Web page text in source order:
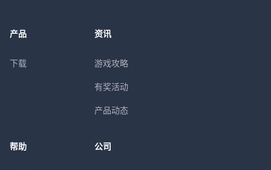
产品
下载
资讯
游戏攻略
有奖活动
产品动态
帮助 公司